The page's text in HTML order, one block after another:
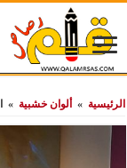
الرئيسية » ألوان خشبية »